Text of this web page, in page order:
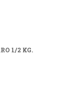
1/2 KG.